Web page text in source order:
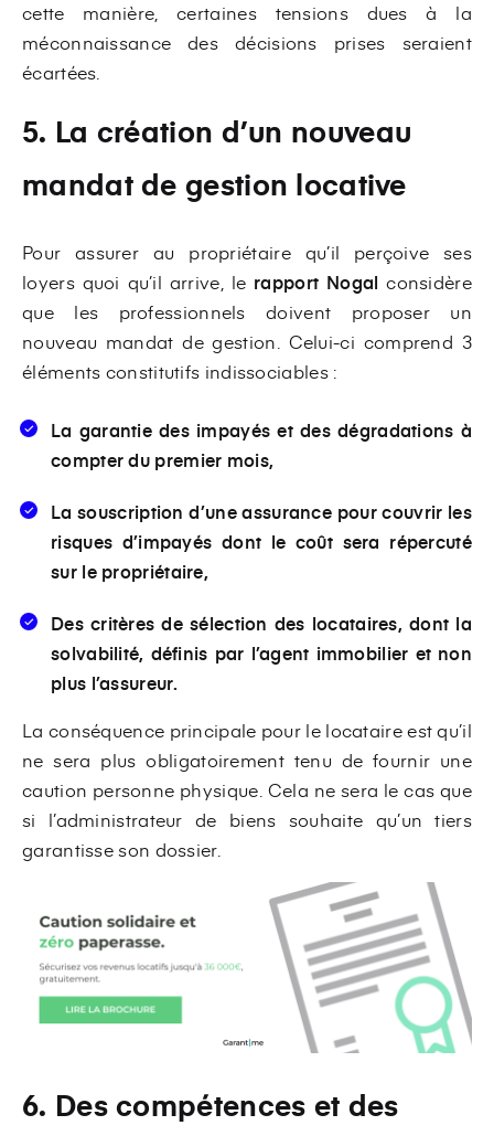
cette manière, certaines tensions dues à la
méconnaissance des décisions prises seraient
écartées.
5. La création d’un nouveau
mandat de gestion locative
Pour assurer au propriétaire qu’il perçoive ses
loyers quoi qu’il arrive, le rapport Nogal considère
que les professionnels doivent proposer un
nouveau mandat de gestion. Celui-ci comprend 3
éléments constitutifs indissociables :
La garantie des impayés et des dégradations à
compter du premier mois,
La souscription d’une assurance pour couvrir les
risques d’impayés dont le coût sera répercuté
sur le propriétaire,
Des critères de sélection des locataires, dont la
solvabilité, définis par l’agent immobilier et non
plus l’assureur.
La conséquence principale pour le locataire est qu’il
ne sera plus obligatoirement tenu de fournir une
caution personne physique. Cela ne sera le cas que
si l’administrateur de biens souhaite qu’un tiers
garantisse son dossier.
6. Des compétences et des